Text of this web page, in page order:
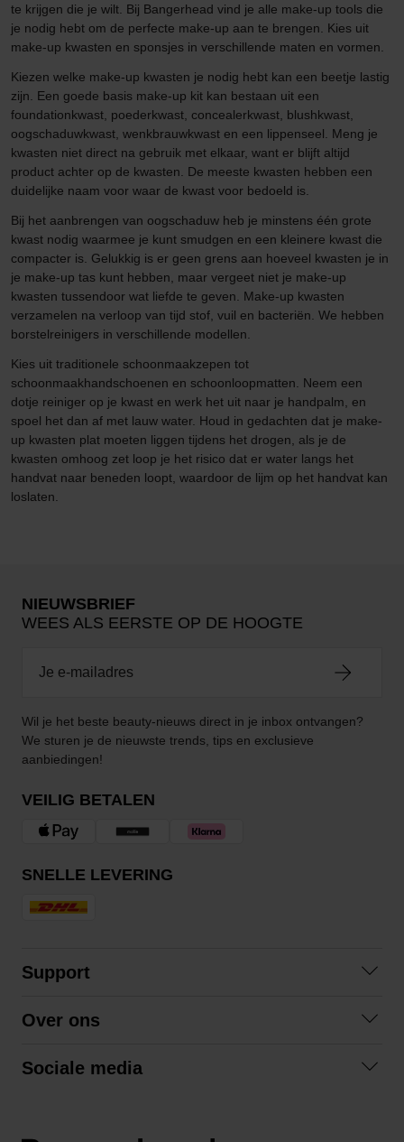
te krijgen die je wilt. Bij Bangerhead vind je alle make-up tools die
je nodig hebt om de perfecte make-up aan te brengen. Kies uit
make-up kwasten en sponsjes in verschillende maten en vormen.
Kiezen welke make-up kwasten je nodig hebt kan een beetje lastig
zijn. Een goede basis make-up kit kan bestaan uit een
foundationkwast, poederkwast, concealerkwast, blushkwast,
oogschaduwkwast, wenkbrauwkwast en een lippenseel. Meng je
kwasten niet direct na gebruik met elkaar, want er blijft altijd
product achter op de kwasten. De meeste kwasten hebben een
duidelijke naam voor waar de kwast voor bedoeld is.
Bij het aanbrengen van oogschaduw heb je minstens één grote
kwast nodig waarmee je kunt smudgen en een kleinere kwast die
compacter is. Gelukkig is er geen grens aan hoeveel kwasten je in
je make-up tas kunt hebben, maar vergeet niet je make-up
kwasten tussendoor wat liefde te geven. Make-up kwasten
verzamelen na verloop van tijd stof, vuil en bacteriën. We hebben
borstelreinigers in verschillende modellen.
Kies uit traditionele schoonmaakzepen tot
schoonmaakhandschoenen en schoonloopmatten. Neem een
dotje reiniger op je kwast en werk het uit naar je handpalm, en
spoel het dan af met lauw water. Houd in gedachten dat je make-
up kwasten plat moeten liggen tijdens het drogen, als je de
kwasten omhoog zet loop je het risico dat er water langs het
handvat naar beneden loopt, waardoor de lijm op het handvat kan
loslaten.
NIEUWSBRIEF
WEES ALS EERSTE OP DE HOOGTE
Wil je het beste beauty-nieuws direct in je inbox ontvangen?
We sturen je de nieuwste trends, tips en exclusieve
aanbiedingen!
VEILIG BETALEN
SNELLE LEVERING
Support
Algemene voorwaarden
Over ons
Sociale media